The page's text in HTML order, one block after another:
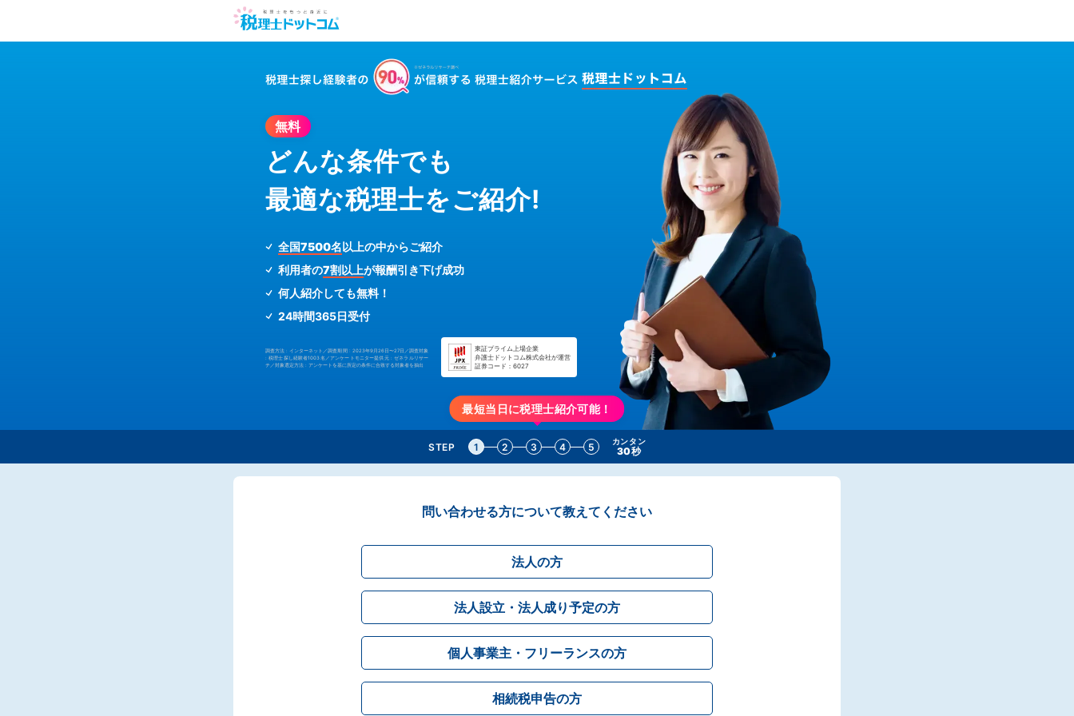
無料
どんな条件でも
最適な税理士をご紹介!
全国7500名以上の中からご紹介
利用者の7割以上が報酬引き下げ成功
何人紹介しても無料！
24時間365日受付
調査方法 : インターネット／調査期間 : 2023年9月26日〜27日／調査対象
: 税理士探し経験者1003名／アンケートモニター提供元 : ゼネラルリサー
チ／対象選定方法 : アンケートを基に所定の条件に合致する対象者を抽出
東証プライム上場企業
弁護士ドットコム株式会社が運営
証券コード：6027
最短当日に税理士紹介可能！
STEP 1 2 3 4 5 カンタン
30秒
問い合わせる方について教えてください
法人の方
法人設立・法人成り予定の方
個人事業主・フリーランスの方
相続税申告の方